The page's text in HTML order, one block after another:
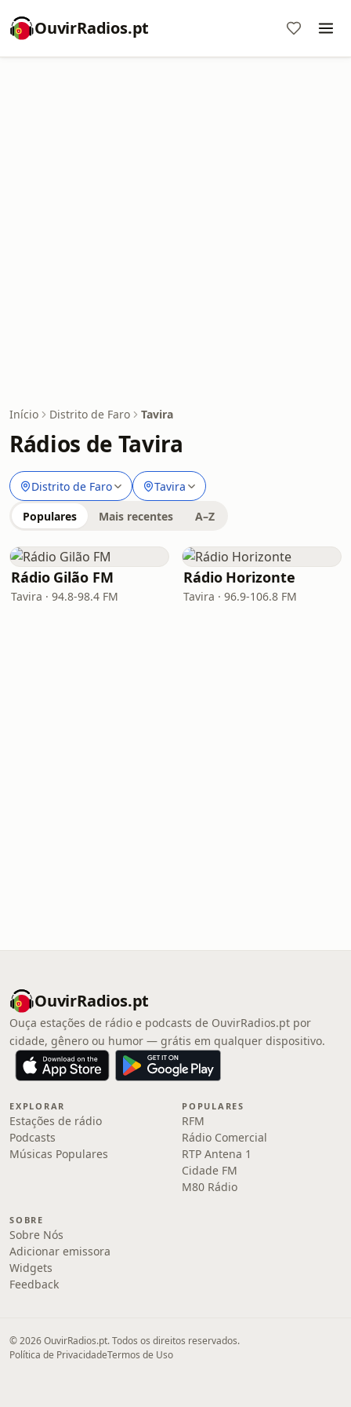
OuvirRadios.pt
Início Distrito de Faro Tavira
Rádios de Tavira
Distrito de Faro Tavira
Populares Mais recentes A–Z
Rádio Gilão FM
Tavira · 94.8-98.4 FM
Rádio Horizonte
Tavira · 96.9-106.8 FM
OuvirRadios.pt
Ouça estações de rádio e podcasts de OuvirRadios.pt por
cidade, gênero ou humor — grátis em qualquer dispositivo.
EXPLORAR
Estações de rádio
Podcasts
Músicas Populares
POPULARES
RFM
Rádio Comercial
RTP Antena 1
Cidade FM
M80 Rádio
SOBRE
Sobre Nós
Adicionar emissora
Widgets
Feedback
© 2026 OuvirRadios.pt. Todos os direitos reservados.
Política de PrivacidadeTermos de Uso